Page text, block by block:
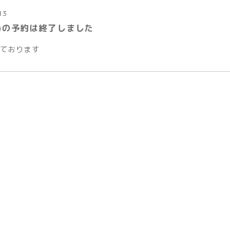
予約は終了しました
おります